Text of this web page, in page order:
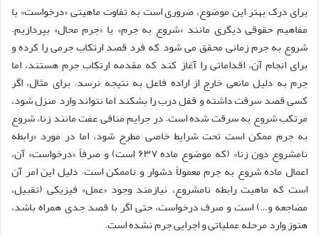
برای درک بهتر این موضوع، ضروری است به تفاوت ماهیتی «درخواست» با
مفاهیم حقوقی دیگری مانند «شروع به جرم» یا «جرم محال» بپردازیم.
شروع به جرم زمانی محقق می شود که فرد قصد ارتکاب جرمی را کرده و
برای انجام آن، اقداماتی را آغاز کند که مقدمه ارتکاب جرم هستند، اما
جرم به دلیل مانعی خارج از اراده فاعل به نتیجه نرسد. برای مثال، اگر
کسی قصد سرقت داشته و قفل درب را بشکند اما نتواند وارد منزل شود،
مرتکب شروع به سرقت شده است. در جرایم منافی عفت مانند زنا، شروع
به جرم ممکن است تحت شرایط خاصی مطرح شود، اما در مورد «رابطه
نامشروع دون زنا» (که موضوع ماده ۶۳۷ است) و صرفاً «درخواست» آن،
اعمال ماده شروع به جرم معمولاً دشوار و ناممکن است. دلیل این امر آن
است که ماهیت رابطه نامشروع، نیازمند وجود «عمل» فیزیکی (تقبیل،
مضاجعه و…) است و صرف درخواست، حتی اگر با قصد جدی همراه باشد،
هنوز وارد مرحله عملیاتی و اجرایی جرم نشده است.